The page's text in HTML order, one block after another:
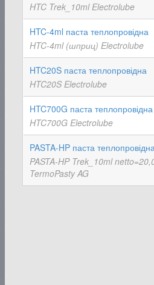
HTC Trek_10ml Electrolube
HTC-4ml паста теплопровідна
HTC-4ml (шприц) Electrolube
HTC20S паста теплопровідна
HTC20S Electrolube
HTC700G паста теплопровідна
HTC700G Electrolube
PASTA-HP паста
PASTA-HP Trek_10ml
TermoPasty AG